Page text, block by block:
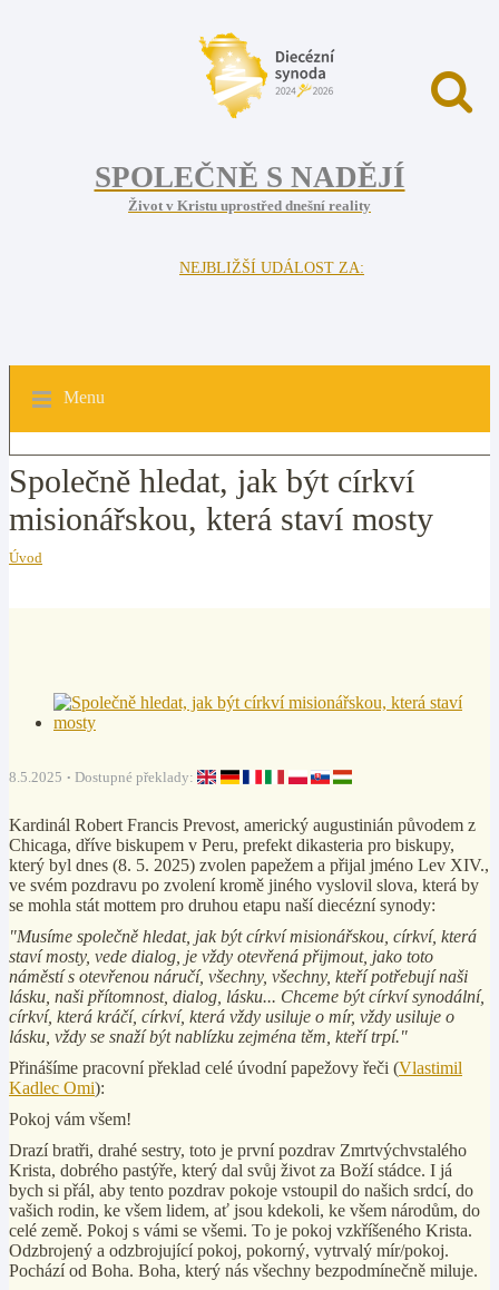
SPOLEČNĚ S NADĚJÍ
Život v Kristu uprostřed dnešní reality
NEJBLIŽŠÍ UDÁLOST ZA:
Menu
Společně hledat, jak být církví
misionářskou, která staví mosty
Úvod
8.5.2025 Dostupné překlady:
Kardinál Robert Francis Prevost, americký augustinián původem z
Chicaga, dříve biskupem v Peru, prefekt dikasteria pro biskupy,
který byl dnes (8. 5. 2025) zvolen papežem a přijal jméno Lev XIV.,
ve svém pozdravu po zvolení kromě jiného vyslovil slova, která by
se mohla stát mottem pro druhou etapu naší diecézní synody:
"Musíme společně hledat, jak být církví misionářskou, církví, která
staví mosty, vede dialog, je vždy otevřená přijmout, jako toto
náměstí s otevřenou náručí, všechny, všechny, kteří potřebují naši
lásku, naši přítomnost, dialog, lásku... Chceme být církví synodální,
církví, která kráčí, církví, která vždy usiluje o mír, vždy usiluje o
lásku, vždy se snaží být nablízku zejména těm, kteří trpí."
Přinášíme pracovní překlad celé úvodní papežovy řeči (Vlastimil
Kadlec Omi):
Pokoj vám všem!
Drazí bratři, drahé sestry, toto je první pozdrav Zmrtvýchvstalého
Krista, dobrého pastýře, který dal svůj život za Boží stádce. I já
bych si přál, aby tento pozdrav pokoje vstoupil do našich srdcí, do
vašich rodin, ke všem lidem, ať jsou kdekoli, ke všem národům, do
celé země. Pokoj s vámi se všemi. To je pokoj vzkříšeného Krista.
Odzbrojený a odzbrojující pokoj, pokorný, vytrvalý mír/pokoj.
Pochází od Boha. Boha, který nás všechny bezpodmínečně miluje.